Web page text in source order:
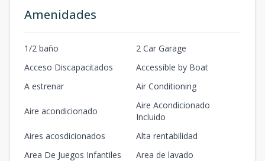
Amenidades
1/2 baño
2 Car Garage
Acceso Discapacitados
Accessible by Boat
A estrenar
Air Conditioning
Aire acondicionado
Aire Acondicionado
Incluido
Aires acosdicionados
Alta rentabilidad
Area De Juegos Infantiles
Area de lavado